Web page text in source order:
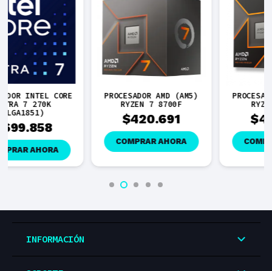
PROCESADOR AMD (AM5)
RYZEN 7 8700F
COMPRAR AHORA
PROCESADOR AMD (AM5)
RYZEN 5 9600
$
COMPRAR AHORA
INFORMACIÓN